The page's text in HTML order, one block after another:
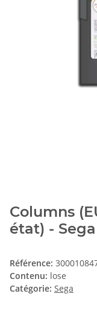
Columns
état) -
Référence:
Contenu: lose
Catégorie: Sega